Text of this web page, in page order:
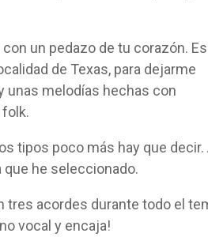
un pedazo de tu corazón.
de Texas, para dejarme
unas melodías hechas con
tipos poco más hay que decir.
he seleccionado.
tres acordes durante todo el
vocal y encaja!